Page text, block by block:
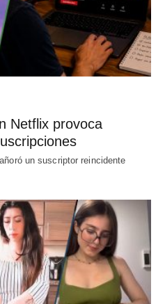
Netflix provoca
un suscriptor reincidente